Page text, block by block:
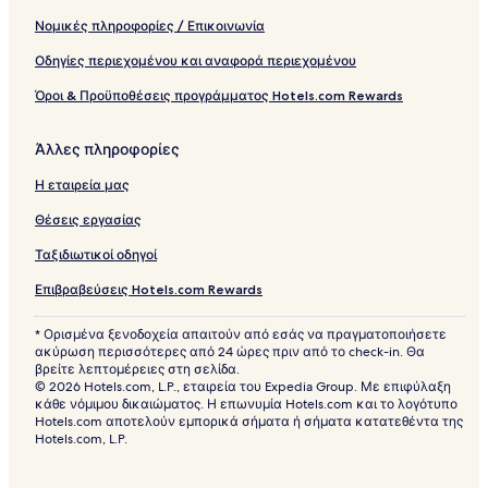
Νομικές πληροφορίες / Επικοινωνία
Οδηγίες περιεχομένου και αναφορά περιεχομένου
Όροι & Προϋποθέσεις προγράμματος Hotels.com Rewards
Άλλες πληροφορίες
Η εταιρεία μας
Θέσεις εργασίας
Ταξιδιωτικοί οδηγοί
Επιβραβεύσεις Hotels.com Rewards
* Ορισμένα ξενοδοχεία απαιτούν από εσάς να πραγματοποιήσετε
ακύρωση περισσότερες από 24 ώρες πριν από το check-in. Θα
βρείτε λεπτομέρειες στη σελίδα.
© 2026 Hotels.com, L.P., εταιρεία του Expedia Group. Με επιφύλαξη
κάθε νόμιμου δικαιώματος. Η επωνυμία Hotels.com και το λογότυπο
Hotels.com αποτελούν εμπορικά σήματα ή σήματα κατατεθέντα της
Hotels.com, L.P.